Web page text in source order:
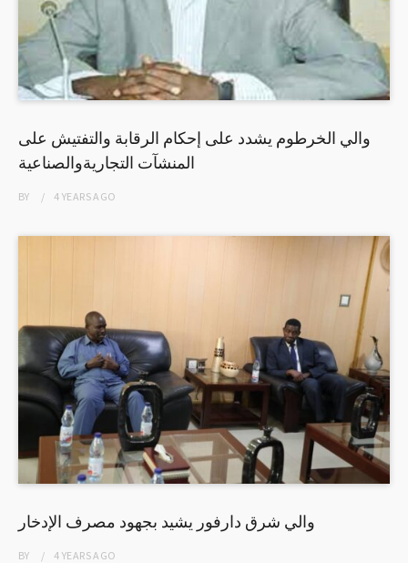
والي الخرطوم يشدد على إحكام الرقابة والتفتيش على
المنشآت التجاريةوالصناعية
BY 4 YEARSAGO
والي شرق دارفور يشيد بجهود مصرف الإدخار
BY 4 YEARSAGO